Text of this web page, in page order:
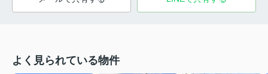
よく見られている物件